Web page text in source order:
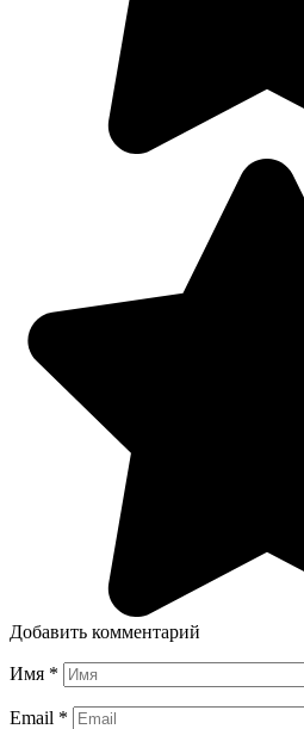
Добавить комментарий
Имя *
Email *